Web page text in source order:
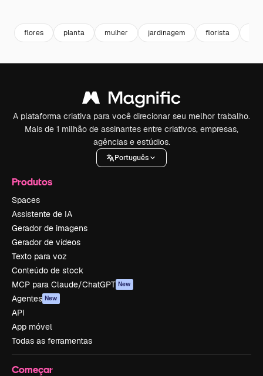
flores planta mulher jardinagem florista
A plataforma criativa para você direcionar seu melhor trabalho.
Mais de 1 milhão de assinantes entre criativos, empresas,
agências e estúdios.
Português
Produtos
Spaces
Assistente de IA
Gerador de imagens
Gerador de vídeos
Texto para voz
Conteúdo de stock
MCP para Claude/ChatGPT New
Agentes New
API
App móvel
Todas as ferramentas
Começar